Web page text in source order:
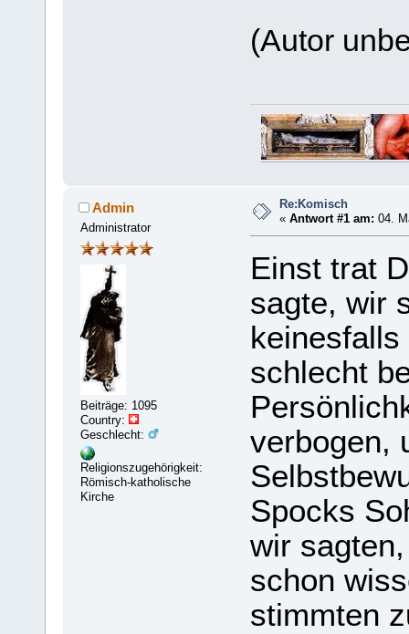
(Autor
Admin
Administrator
Beiträge: 1095
Country:
Geschlecht:
Religionszugehörigkeit:
Römisch-katholische
Kirche
Re:Komisch
«Antwort #1 am: 04.
Einst trat
sagte, wir
schlecht
verbogen,
Spocks
wir
schon
stimmten